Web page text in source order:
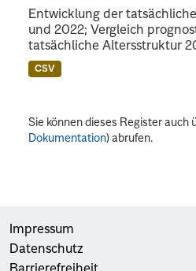
Entwicklung der
und 2022; Vergleich
tatsächliche Altersstruktur
CSV
Sie können dieses Register auch
Dokumentation) abrufen.
Impressum
Datenschutz